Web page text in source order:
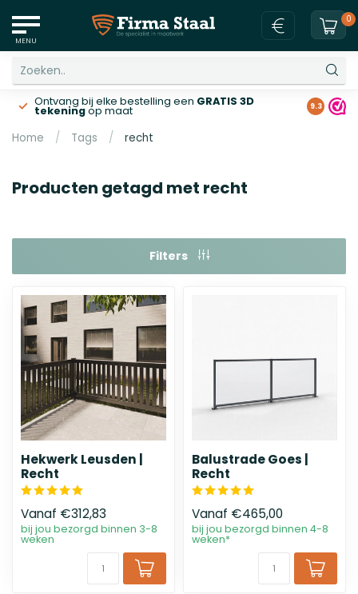
MENU
0
Ontvang bij elke bestelling een GRATIS 3D
tekeningop maat Gratis
9.3
Home / Tags / recht
Producten getagd met recht
Filters
Hekwerk Leusden |
Recht
Vanaf €312,83
bij jou bezorgd binnen 3-8
weken
Balustrade Goes |
Recht
Vanaf €465,00
bij jou bezorgd binnen 4-8
weken*